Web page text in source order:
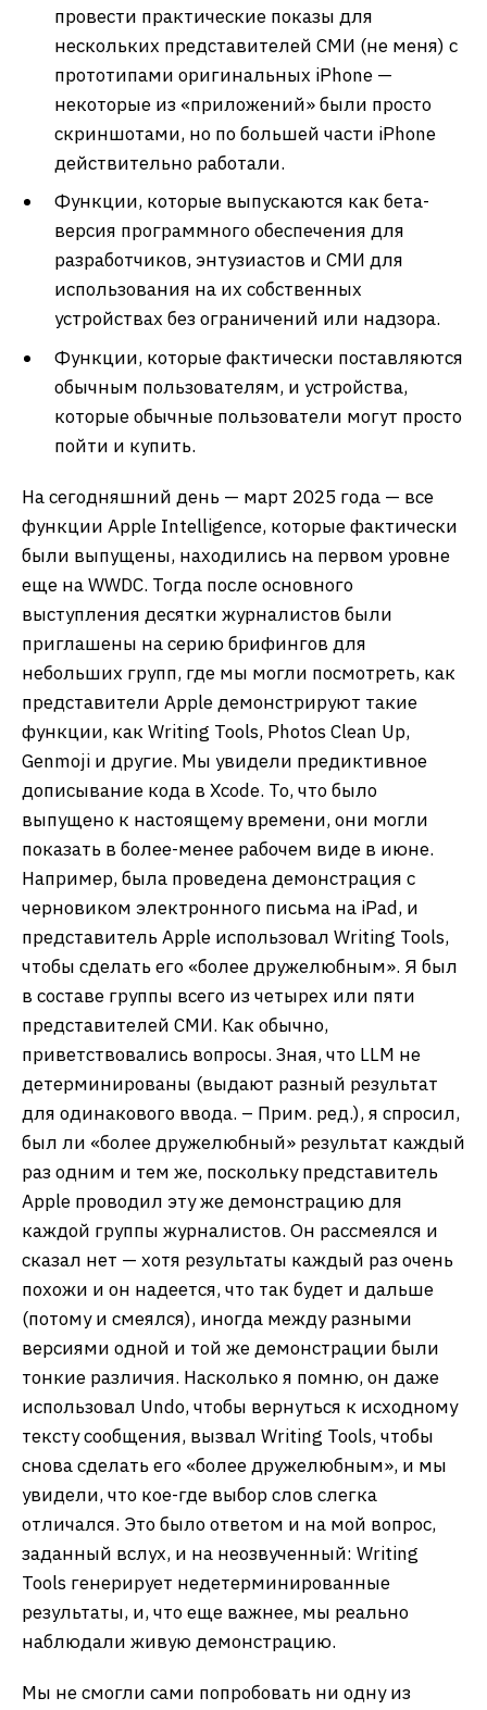
провести практические показы для
нескольких представителей СМИ (не меня) с
прототипами оригинальных iPhone —
некоторые из «приложений» были просто
скриншотами, но по большей части iPhone
действительно работали.
Функции, которые выпускаются как бета-
версия программного обеспечения для
разработчиков, энтузиастов и СМИ для
использования на их собственных
устройствах без ограничений или надзора.
Функции, которые фактически поставляются
обычным пользователям, и устройства,
которые обычные пользователи могут просто
пойти и купить.
На сегодняшний день — март 2025 года — все
функции Apple Intelligence, которые фактически
были выпущены, находились на первом уровне
еще на WWDC. Тогда после основного
выступления десятки журналистов были
приглашены на серию брифингов для
небольших групп, где мы могли посмотреть, как
представители Apple демонстрируют такие
функции, как Writing Tools, Photos Clean Up,
Genmoji и другие. Мы увидели предиктивное
дописывание кода в Xcode. То, что было
выпущено к настоящему времени, они могли
показать в более-менее рабочем виде в июне.
Например, была проведена демонстрация с
черновиком электронного письма на iPad, и
представитель Apple использовал Writing Tools,
чтобы сделать его «более дружелюбным». Я был
в составе группы всего из четырех или пяти
представителей СМИ. Как обычно,
приветствовались вопросы. Зная, что LLM не
детерминированы (выдают разный результат
для одинакового ввода. – Прим. ред.), я спросил,
был ли «более дружелюбный» результат каждый
раз одним и тем же, поскольку представитель
Apple проводил эту же демонстрацию для
каждой группы журналистов. Он рассмеялся и
сказал нет — хотя результаты каждый раз очень
похожи и он надеется, что так будет и дальше
(потому и смеялся), иногда между разными
версиями одной и той же демонстрации были
тонкие различия. Насколько я помню, он даже
использовал Undo, чтобы вернуться к исходному
тексту сообщения, вызвал Writing Tools, чтобы
снова сделать его «более дружелюбным», и мы
увидели, что кое-где выбор слов слегка
отличался. Это было ответом и на мой вопрос,
заданный вслух, и на неозвученный: Writing
Tools генерирует недетерминированные
результаты, и, что еще важнее, мы реально
наблюдали живую демонстрацию.
Мы не смогли сами попробовать ни одну из